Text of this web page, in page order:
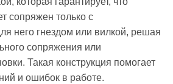
сопряжен только с
него гнездом или вилкой, решая
сопряжения или
Такая конструкция помогает
и ошибок в работе.